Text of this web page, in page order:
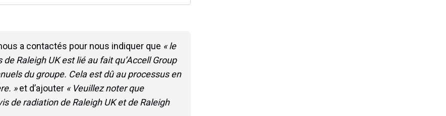
a contactés pour nous indiquer que « le
Raleigh UK est lié au fait qu’Accell Group
du groupe. Cela est dû au processus en
»et d’ajouter « Veuillez noter que
de radiation de Raleigh UK et de Raleigh